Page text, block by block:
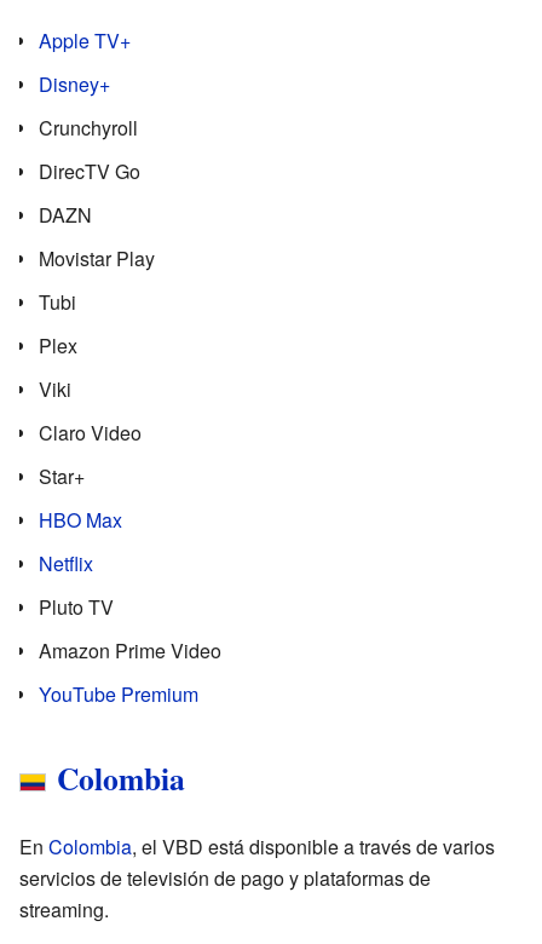
Apple TV+
Disney+
Crunchyroll
DirecTV Go
DAZN
Movistar Play
Tubi
Plex
Viki
Claro Video
Star+
HBO Max
Netflix
Pluto TV
Amazon Prime Video
YouTube Premium
Colombia
En Colombia, el VBD está disponible a través de varios
servicios de televisión de pago y plataformas de
streaming.